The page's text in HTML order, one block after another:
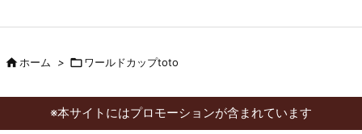
ホーム > ワールドカップtoto
※本サイトにはプロモーションが含まれています